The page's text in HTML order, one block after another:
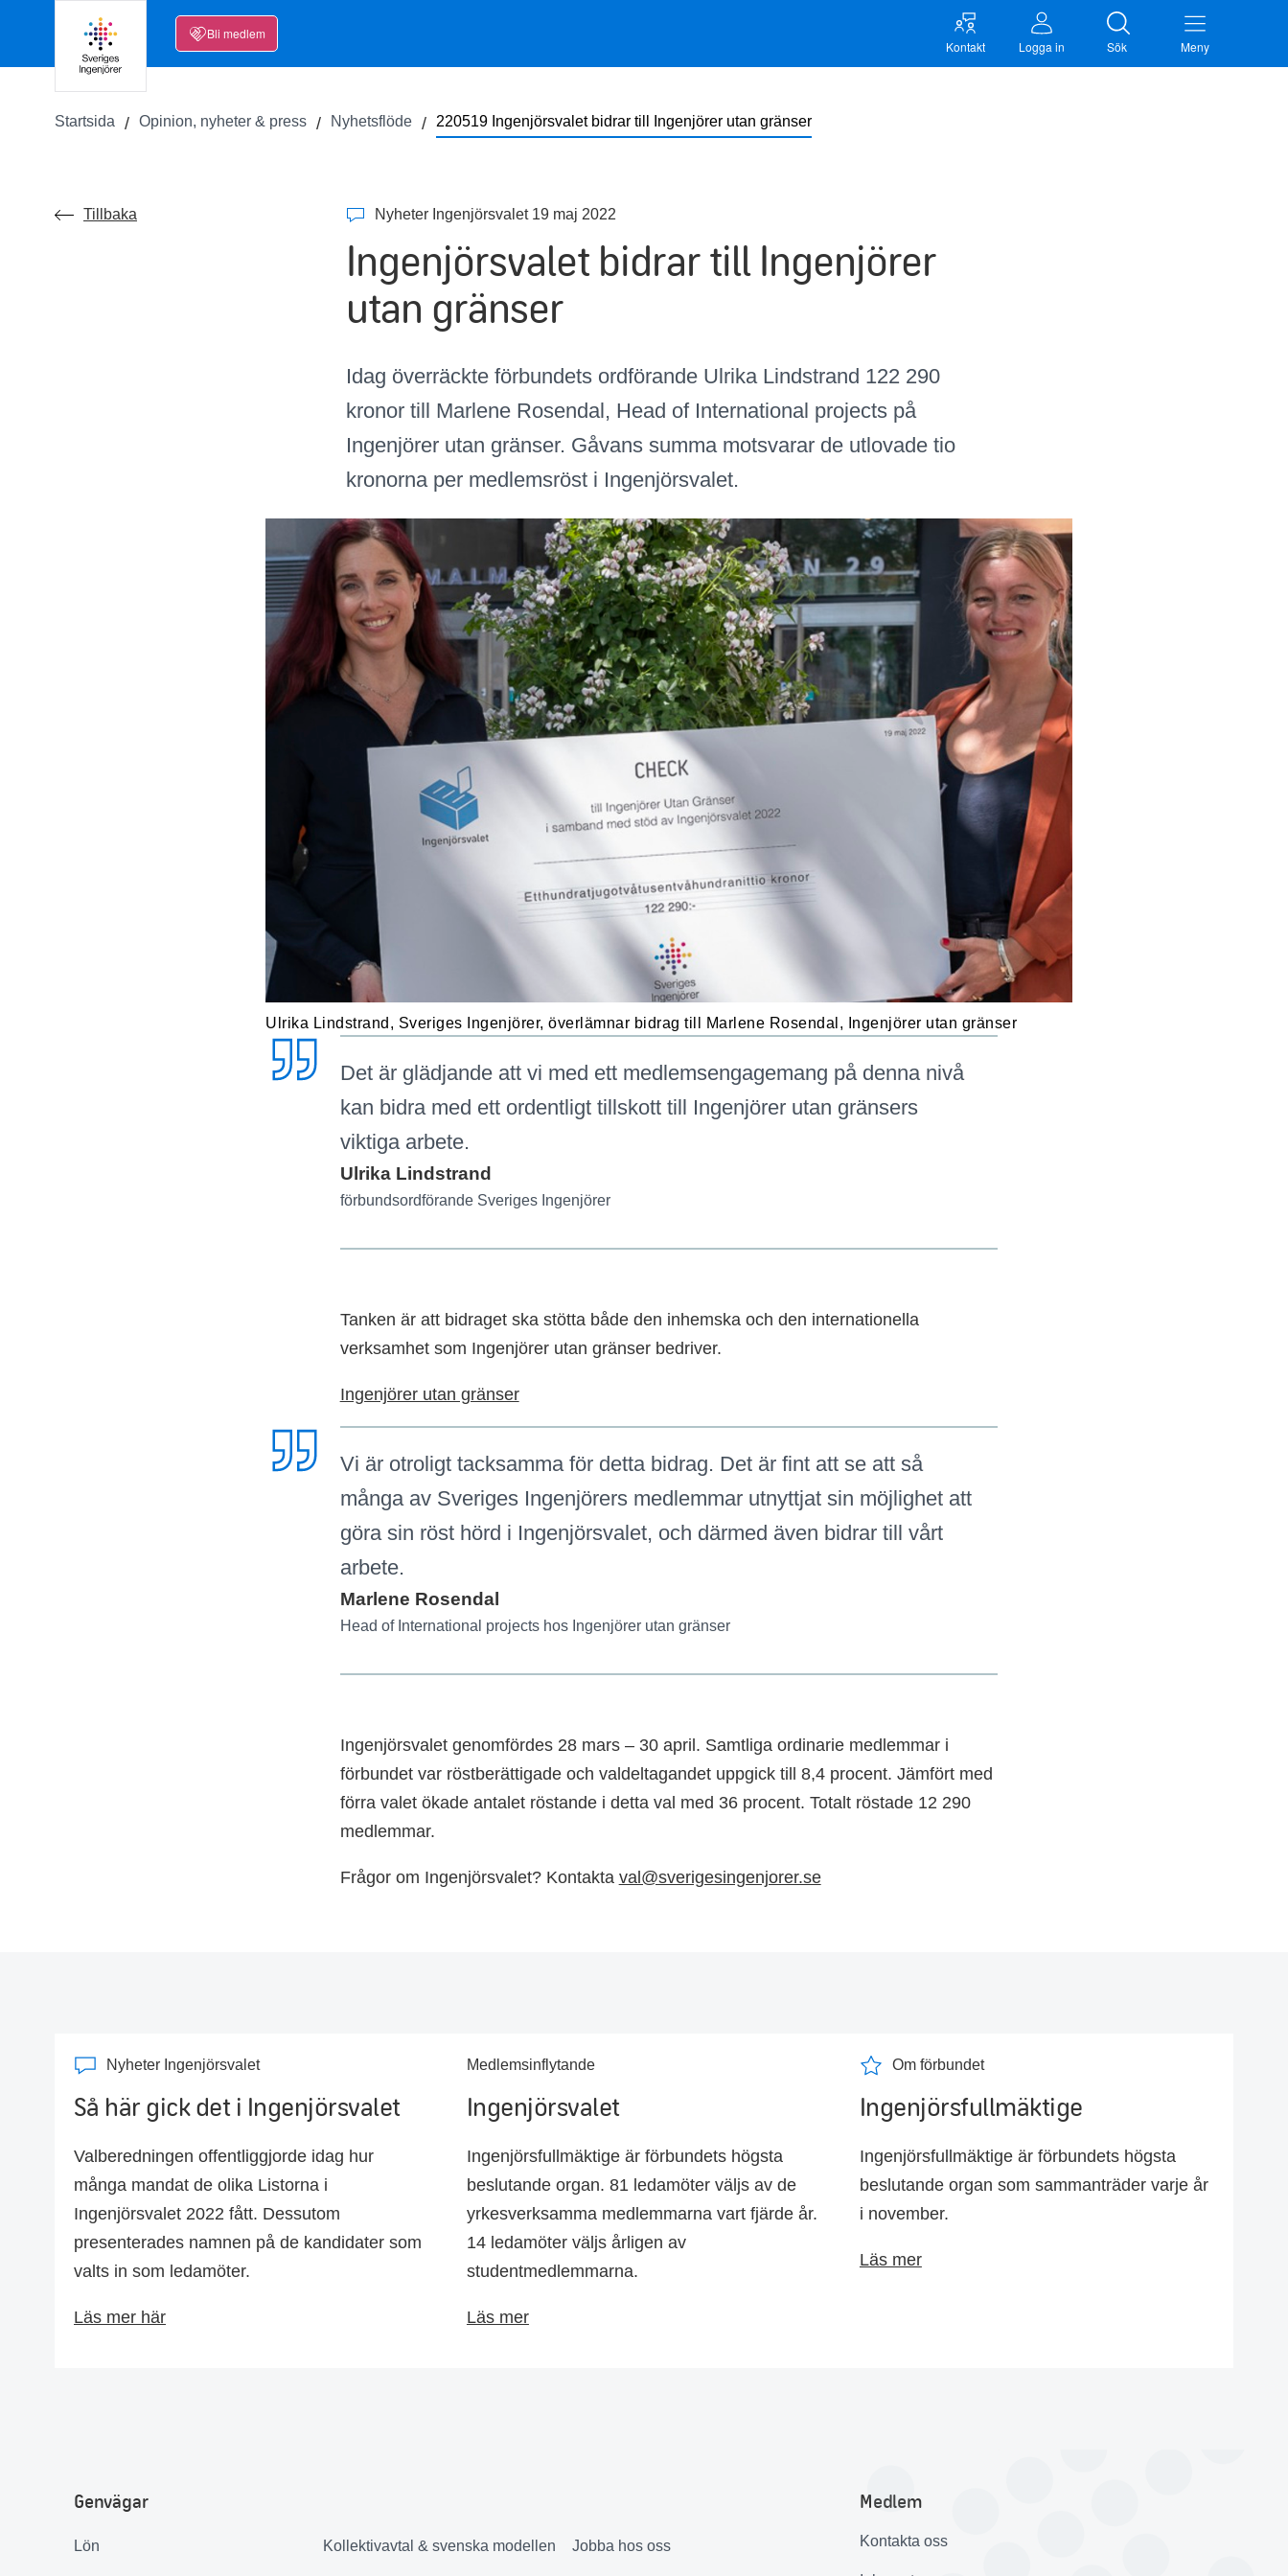
Bli medlem
Kontakt Logga in Sök Meny
Startsida Opinion, nyheter & press Nyhetsflöde 220519 Ingenjörsvalet bidrar till Ingenjörer utan gränser
Tillbaka Nyheter Ingenjörsvalet 19 maj 2022
Ingenjörsvalet bidrar till Ingenjörer
utan gränser
Idag överräckte förbundets ordförande Ulrika Lindstrand 122 290
kronor till Marlene Rosendal, Head of International projects på
Ingenjörer utan gränser. Gåvans summa motsvarar de utlovade tio
kronorna per medlemsröst i Ingenjörsvalet.
Ulrika Lindstrand, Sveriges Ingenjörer, överlämnar bidrag till Marlene Rosendal, Ingenjörer utan gränser
Det är glädjande att vi med ett medlemsengagemang på denna nivå
kan bidra med ett ordentligt tillskott till Ingenjörer utan gränsers
viktiga arbete.
Ulrika Lindstrand
förbundsordförande Sveriges Ingenjörer
Tanken är att bidraget ska stötta både den inhemska och den internationella
verksamhet som Ingenjörer utan gränser bedriver.
Ingenjörer utan gränser
Vi är otroligt tacksamma för detta bidrag. Det är fint att se att så
många av Sveriges Ingenjörers medlemmar utnyttjat sin möjlighet att
göra sin röst hörd i Ingenjörsvalet, och därmed även bidrar till vårt
arbete.
Marlene Rosendal
Head of International projects hos Ingenjörer utan gränser
Ingenjörsvalet genomfördes 28 mars – 30 april. Samtliga ordinarie medlemmar i
förbundet var röstberättigade och valdeltagandet uppgick till 8,4 procent. Jämfört med
förra valet ökade antalet röstande i detta val med 36 procent. Totalt röstade 12 290
medlemmar.
Frågor om Ingenjörsvalet? Kontakta val@sverigesingenjorer.se
Nyheter Ingenjörsvalet
Så här gick det i Ingenjörsvalet
Valberedningen offentliggjorde idag hur
många mandat de olika Listorna i
Ingenjörsvalet 2022 fått. Dessutom
presenterades namnen på de kandidater som
valts in som ledamöter.
Läs mer här
Medlemsinflytande
Ingenjörsvalet
Ingenjörsfullmäktige är förbundets högsta
beslutande organ. 81 ledamöter väljs av de
yrkesverksamma medlemmarna vart fjärde år.
14 ledamöter väljs årligen av
studentmedlemmarna.
Läs mer
Om förbundet
Ingenjörsfullmäktige
Ingenjörsfullmäktige är förbundets högsta
beslutande organ som sammanträder varje år
i november.
Läs mer
Genvägar
Lön Kollektivavtal & svenska modellen Jobba hos oss
Medlem
Kontakta oss